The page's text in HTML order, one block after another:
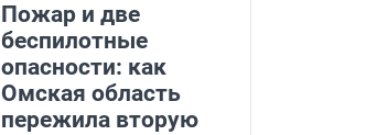
Пожар и две
беспилотные
опасности: как
Омская область
пережила вторую